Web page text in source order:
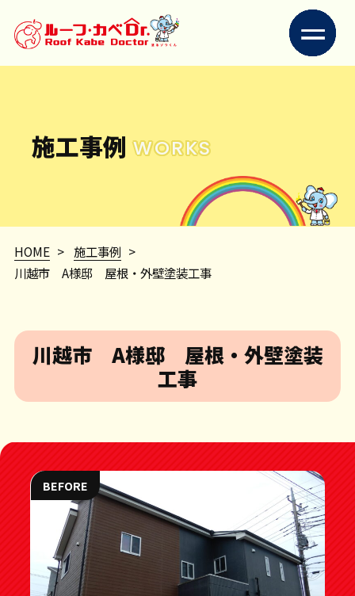
施工事例 WORKS
HOME> 施工事例 >
川越市 A様邸 屋根・外壁塗装工事
川越市 A様邸 屋根・外壁塗装
工事
BEFORE